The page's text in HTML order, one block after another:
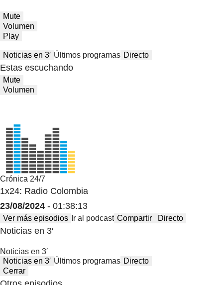
Mute
Volumen
Play
Noticias en 3′ Últimos programas Directo
Estas escuchando
Mute
Volumen
Crónica 24/7
1x24: Radio Colombia
23/08/2024 - 01:38:13
Ver más episodios Ir al podcast Compartir Directo
Noticias en 3′
Noticias en 3′
Noticias en 3′ Últimos programas Directo
Cerrar